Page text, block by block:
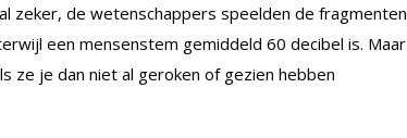
zeker, de wetenschappers speelden de fragmenten
een mensenstem gemiddeld 60 decibel is. Maar
ze je dan niet al geroken of gezien hebben